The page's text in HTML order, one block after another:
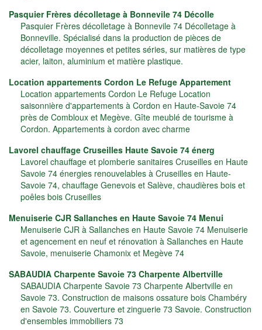
Pasquier Frères décolletage à Bonnevile 74 Décolle
Pasquier Frères décolletage à Bonnevile 74 Décolletage à
Bonneville. Spécialisé dans la production de pièces de
décolletage moyennes et petites séries, sur matières de type
acier, laiton, aluminium et matière plastique.
Location appartements Cordon Le Refuge Appartement
Location appartements Cordon Le Refuge Location
saisonnière d'appartements à Cordon en Haute-Savoie 74
près de Combloux et Megève. Gîte meublé de tourisme à
Cordon. Appartements à cordon avec charme
Lavorel chauffage Cruseilles Haute Savoie 74 énerg
Lavorel chauffage et plomberie sanitaires Cruseilles en Haute
Savoie 74 énergies renouvelables à Cruseilles en Haute-
Savoie 74, chauffage Genevois et Salève, chaudières bois et
poêles bois Cruseilles
Menuiserie CJR Sallanches en Haute Savoie 74 Menui
Menuiserie CJR à Sallanches en Haute Savoie 74 Menuiserie
et agencement en neuf et rénovation à Sallanches en Haute
Savoie, menuiserie Chamonix et Megève 74
SABAUDIA Charpente Savoie 73 Charpente Albertville
SABAUDIA Charpente Savoie 73 Charpente Albertville en
Savoie 73. Construction de maisons ossature bois Chambéry
en Savoie 73. Couverture et zinguerie 73 Savoie. Construction
d'ensembles immobiliers 73